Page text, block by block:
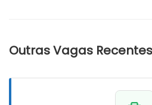
Outras Vagas Recentes